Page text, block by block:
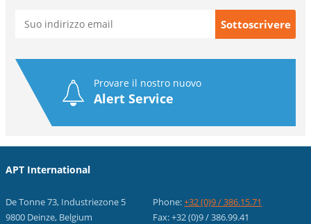
Provare il nostro nuovo
Alert Service
APT International
De Tonne 73, Industriezone 5
9800 Deinze, Belgium
Phone:+32 (0)9 / 386.15.71
Fax: +32 (0)9 / 386.99.41